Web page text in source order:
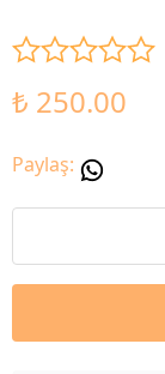
₺ 250.00
Paylaş: